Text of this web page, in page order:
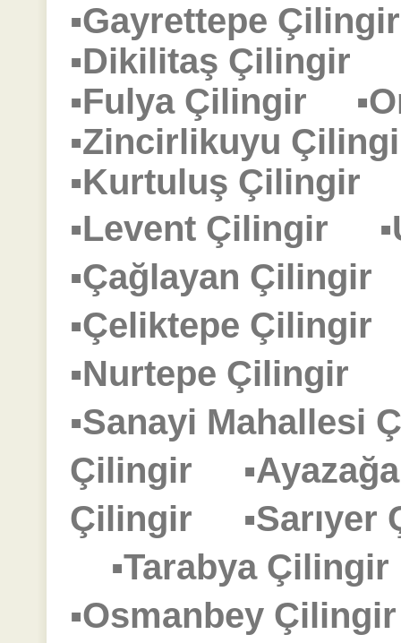
▪Gayrettepe
▪Dikilitaş Çilingir
▪Fulya Çilingir
▪Zincirlikuyu
▪Kurtuluş
▪Levent Çilingir
▪Çağlayan
▪Çeliktepe
▪Nurtepe Çilingir
▪Sanayi
Çilingir
Çilingir
▪Tarabya
▪Osmanbey